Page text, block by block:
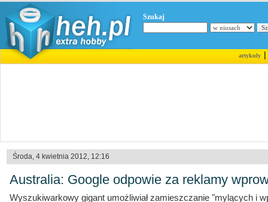
Szukaj
artykuły|
Środa, 4 kwietnia 2012, 12:16
Australia: Google odpowie za reklamy
Wyszukiwarkowy gigant umożliwiał zamieszczanie "mylących i